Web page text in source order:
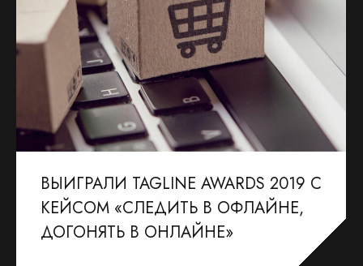
ВЫИГРАЛИ TAGLINE AWARDS 2019 С
КЕЙСОМ «СЛЕДИТЬ В ОФЛАЙНЕ,
ДОГОНЯТЬ В ОНЛАЙНЕ»